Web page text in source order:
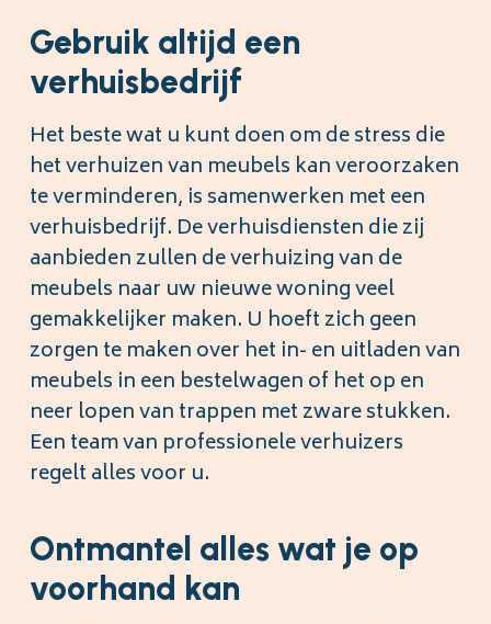
Gebruik altijd een
verhuisbedrijf
Het beste wat u kunt doen om de stress die
het verhuizen van meubels kan veroorzaken
te verminderen, is samenwerken met een
verhuisbedrijf. De verhuisdiensten die zij
aanbieden zullen de verhuizing van de
meubels naar uw nieuwe woning veel
gemakkelijker maken. U hoeft zich geen
zorgen te maken over het in- en uitladen van
meubels in een bestelwagen of het op en
neer lopen van trappen met zware stukken.
Een team van professionele verhuizers
regelt alles voor u.
Ontmantel alles wat je op
voorhand kan